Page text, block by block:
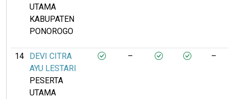
UTAMA
KABUPATEN
PONOROGO
14
DEVI CITRA
AYU LESTARI
PESERTA
UTAMA
– –